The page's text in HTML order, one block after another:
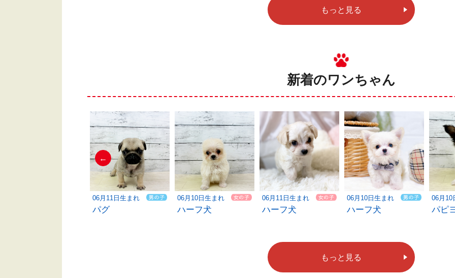
もっと見る
新着のワンちゃん
←
06月11日生まれ
パグ
06月10日生まれ
ハーフ犬
06月11日生まれ
ハーフ犬
06月10日生まれ
ハーフ犬
06月10
パピ
もっと見る